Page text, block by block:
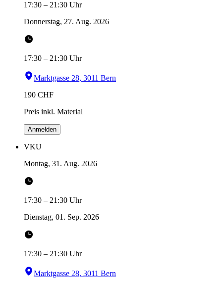
17:30 – 21:30 Uhr
Donnerstag, 27. Aug. 2026
17:30 – 21:30 Uhr
Marktgasse 28, 3011 Bern
190 CHF
Preis inkl. Material
Anmelden
VKU
Montag, 31. Aug. 2026
17:30 – 21:30 Uhr
Dienstag, 01. Sep. 2026
17:30 – 21:30 Uhr
Marktgasse 28, 3011 Bern